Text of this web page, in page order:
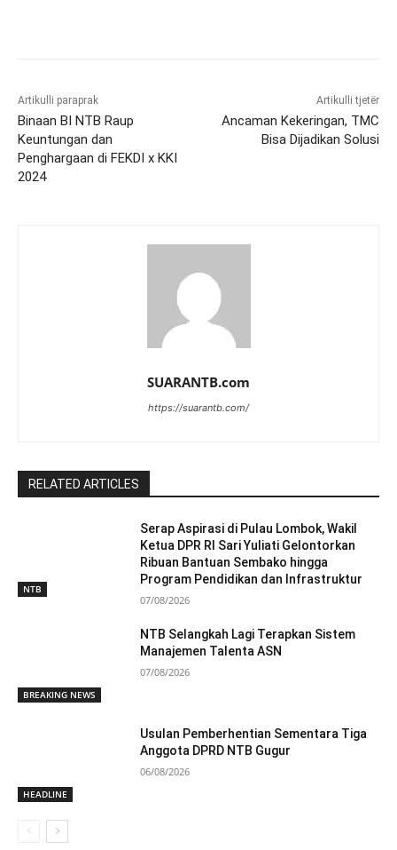
Artikulli paraprak
Binaan BI NTB Raup
Keuntungan dan
Penghargaan di FEKDI x KKI
2024
Artikulli tjetër
Ancaman Kekeringan, TMC
Bisa Dijadikan Solusi
SUARANTB.com
https://suarantb.com/
RELATED ARTICLES
NTB
Serap Aspirasi di Pulau Lombok, Wakil
Ketua DPR RI Sari Yuliati Gelontorkan
Ribuan Bantuan Sembako hingga
Program Pendidikan dan Infrastruktur
07/08/2026
BREAKING NEWS
NTB Selangkah Lagi Terapkan Sistem
Manajemen Talenta ASN
07/08/2026
HEADLINE
Usulan Pemberhentian Sementara Tiga
Anggota DPRD NTB Gugur
06/08/2026